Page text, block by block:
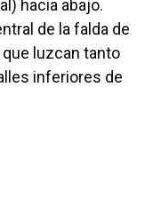
hacia abajo.
de la falda de
luzcan tanto
inferiores de